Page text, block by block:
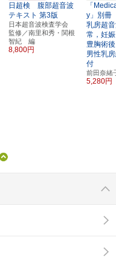
日超検 腹部超音波
テキスト 第3版
日本超音波検査学会
監修／南里和秀・関根
智紀 編
8,800円
「
y」別冊
乳房超
常，妊
豊胸術
男性乳
付
前田奈
5,280円